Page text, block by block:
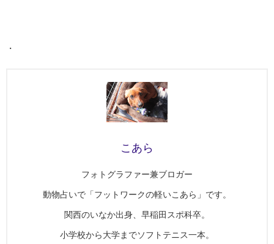
・
こあら
フォトグラファー兼ブロガー
動物占いで「フットワークの軽いこあら」です。
関西のいなか出身、早稲田スポ科卒。
小学校から大学までソフトテニス一本。